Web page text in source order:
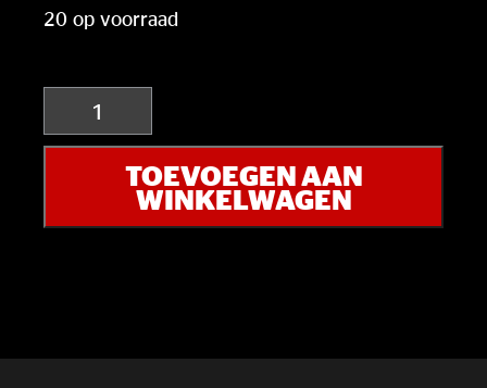
20 op voorraad
Extra
tickets
aantal
TOEVOEGEN AAN
WINKELWAGEN